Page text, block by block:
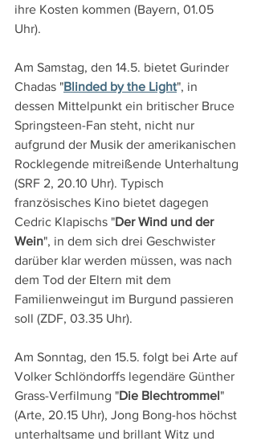
ihre Kosten kommen (Bayern, 01.05
Uhr).
Am Samstag, den 14.5. bietet Gurinder
Chadas "Blinded by the Light", in
dessen Mittelpunkt ein britischer Bruce
Springsteen-Fan steht, nicht nur
aufgrund der Musik der amerikanischen
Rocklegende mitreißende Unterhaltung
(SRF 2, 20.10 Uhr). Typisch
französisches Kino bietet dagegen
Cedric Klapischs "Der Wind und der
Wein", in dem sich drei Geschwister
darüber klar werden müssen, was nach
dem Tod der Eltern mit dem
Familienweingut im Burgund passieren
soll (ZDF, 03.35 Uhr).
Am Sonntag, den 15.5. folgt bei Arte auf
Volker Schlöndorffs legendäre Günther
Grass-Verfilmung "Die Blechtrommel"
(Arte, 20.15 Uhr), Jong Bong-hos höchst
unterhaltsame und brillant Witz und